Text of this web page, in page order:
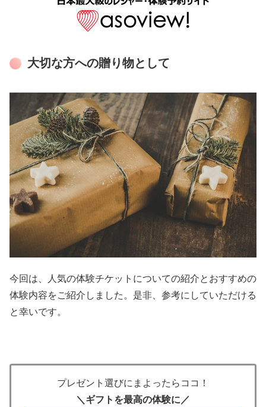
大切な方への贈り物として
今回は、人気の体験チケットについての紹介とおすすめの
体験内容をご紹介しました。是非、参考にしていただける
と幸いです。
プレゼント選びにまよったらココ！
＼ギフトを最高の体験に／